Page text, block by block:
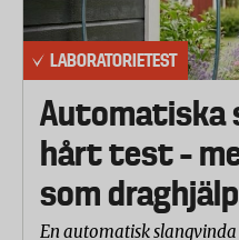
Intorkat te (bärare -
Proteinbaserade rester
Inbränd köttfärs
mjölk (bärare skål i
(bärare - plåtar i rostfritt
(bärare plåt i rostfritt
Stärkelsebaserade
LABORATORIETEST
Automatiska
hårt test –
som draghjälp
En automatisk